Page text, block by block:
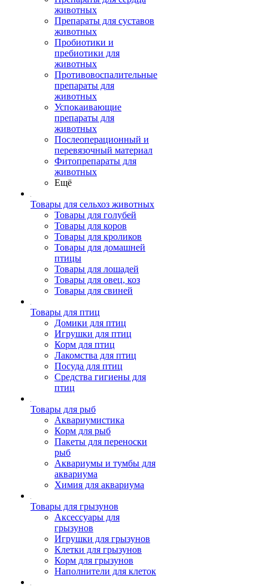
животных
Препараты для суставов
животных
Пробиотики и
пребиотики для
животных
Противовоспалительные
препараты для
животных
Успокаивающие
препараты для
животных
Послеоперационный и
перевязочный материал
Фитопрепараты для
животных
Ещё
Товары для сельхоз животных
Товары для голубей
Товары для коров
Товары для кроликов
Товары для домашней
птицы
Товары для лошадей
Товары для овец, коз
Товары для свиней
Товары для птиц
Домики для птиц
Игрушки для птиц
Корм для птиц
Лакомства для птиц
Посуда для птиц
Средства гигиены для
птиц
Товары для рыб
Аквариумистика
Корм для рыб
Пакеты для переноски
рыб
Аквариумы и тумбы для
аквариума
Химия для аквариума
Товары для грызунов
Аксессуары для
грызунов
Игрушки для грызунов
Клетки для грызунов
Корм для грызунов
Наполнители для клеток